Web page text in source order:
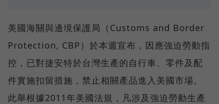
美國海關與邊境保護局（Customs and Border
Protection, CBP）於本週宣布，因應強迫勞動指
控，已對捷安特於台灣生產的自行車、零件及配
件實施扣留措施，禁止相關產品進入美國市場。
此舉根據2011年美國法規，凡涉及強迫勞動生產